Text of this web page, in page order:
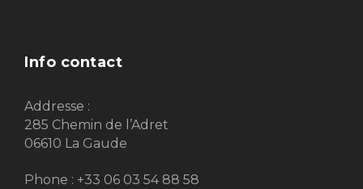
Info contact
Addresse :
285 Chemin de l’Adret
06610 La Gaude
Phone : +33 06 03 54 88 58